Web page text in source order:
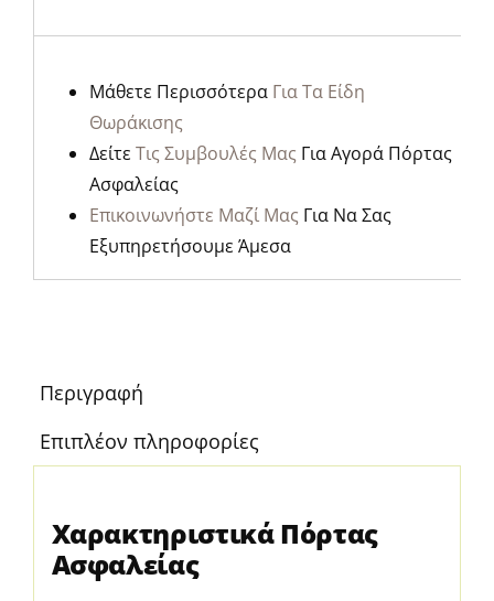
Μάθετε Περισσότερα Για Τα Είδη
Θωράκισης
Δείτε Τις Συμβουλές Μας Για Αγορά Πόρτας
Ασφαλείας
Επικοινωνήστε Μαζί Μας Για Να Σας
Εξυπηρετήσουμε Άμεσα
Περιγραφή
Επιπλέον πληροφορίες
Χαρακτηριστικά Πόρτας
Ασφαλείας